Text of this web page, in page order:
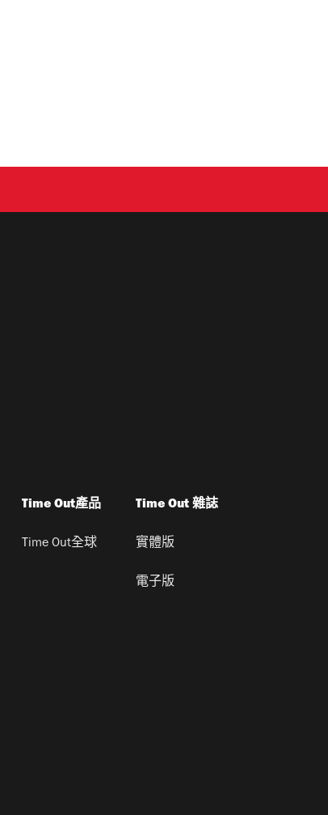
Time Out產品
Time Out全球
Time Out 雜誌
實體版
電子版